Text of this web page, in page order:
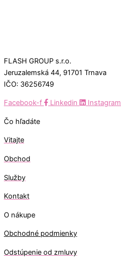
FLASH GROUP s.r.o.
Jeruzalemská 44, 91701 Trnava
IČO: 36256749
Facebook-f Linkedin Instagram
Čo hľadáte
Vitajte
Obchod
Služby
Kontakt
O nákupe
Obchodné podmienky
Odstúpenie od zmluvy